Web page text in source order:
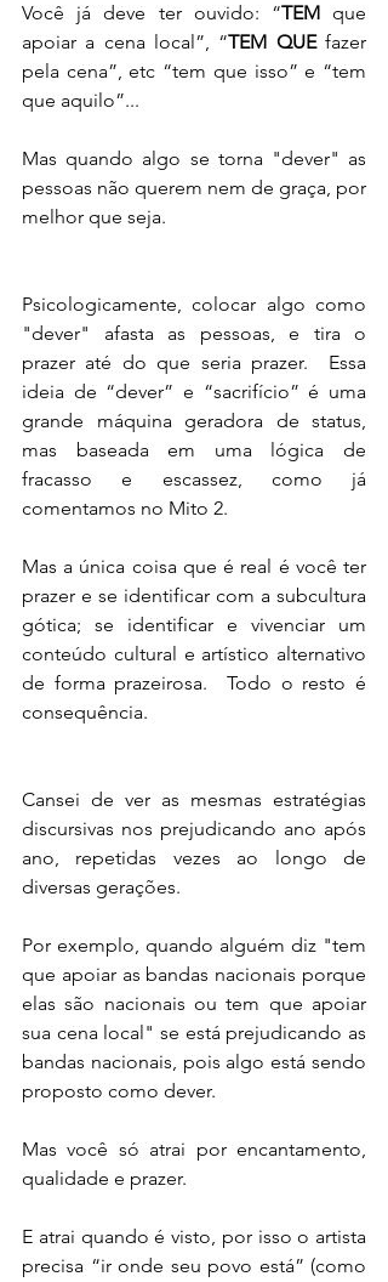
Você já deve ter ouvido: “TEM que
apoiar a cena local”, “TEM QUE fazer
pela cena”, etc “tem que isso” e “tem
que aquilo”...
Mas quando algo se torna "dever" as
pessoas não querem nem de graça, por
melhor que seja.
Psicologicamente, colocar algo como
"dever" afasta as pessoas, e tira o
prazer até do que seria prazer.  Essa
ideia de “dever” e “sacrifício” é uma
grande máquina geradora de status,
mas baseada em uma lógica de
fracasso e escassez, como já
comentamos no Mito 2.
Mas a única coisa que é real é você ter
prazer e se identificar com a subcultura
gótica; se identificar e vivenciar um
conteúdo cultural e artístico alternativo
de forma prazeirosa.  Todo o resto é
consequência.
Cansei de ver as mesmas estratégias
discursivas nos prejudicando ano após
ano, repetidas vezes ao longo de
diversas gerações.
Por exemplo, quando alguém diz "tem
que apoiar as bandas nacionais porque
elas são nacionais ou tem que apoiar
sua cena local" se está prejudicando as
bandas nacionais, pois algo está sendo
proposto como dever.
Mas você só atrai por encantamento,
qualidade e prazer.
E atrai quando é visto, por isso o artista
precisa “ir onde seu povo está” (como